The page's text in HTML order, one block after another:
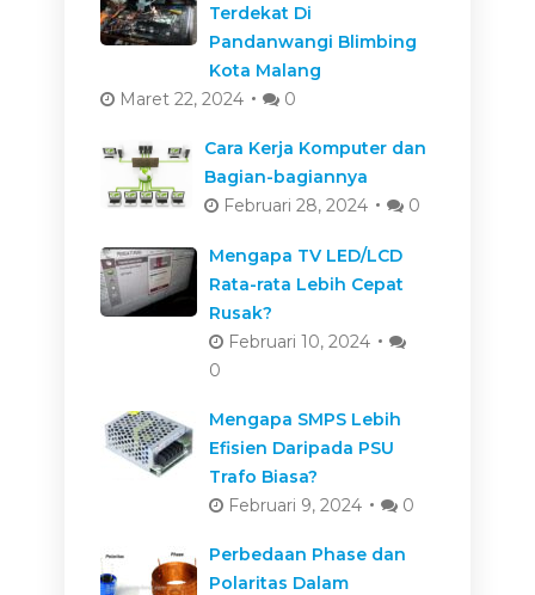
Terdekat Di
Pandanwangi Blimbing
Kota Malang
Maret 22, 2024
0
Cara Kerja Komputer dan
Bagian-bagiannya
Februari 28, 2024
0
Mengapa TV LED/LCD
Rata-rata Lebih Cepat
Rusak?
Februari 10, 2024
0
Mengapa SMPS Lebih
Efisien Daripada PSU
Trafo Biasa?
Februari 9, 2024
0
Perbedaan Phase dan
Polaritas Dalam